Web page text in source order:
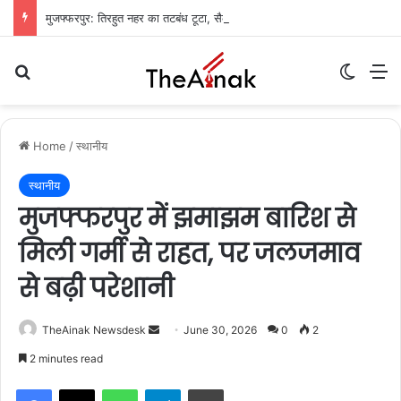
Home /स्थानीय
स्थानीय
मुजफ्फरपुर में झमाझम बारिश से
मिली गर्मी से राहत, पर जलजमाव
से बढ़ी परेशानी
TheAinak Newsdesk June 30, 2026 0 2
2 minutes read
Telegram